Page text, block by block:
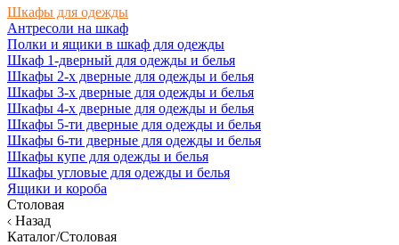
Шкафы для одежды
Антресоли на шкаф
Полки и ящики в шкаф для одежды
Шкаф 1-дверный для одежды и белья
Шкафы 2-х дверные для одежды и белья
Шкафы 3-х дверные для одежды и белья
Шкафы 4-х дверные для одежды и белья
Шкафы 5-ти дверные для одежды и белья
Шкафы 6-ти дверные для одежды и белья
Шкафы купе для одежды и белья
Шкафы угловые для одежды и белья
Ящики и короба
Столовая
Назад
Каталог/Столовая